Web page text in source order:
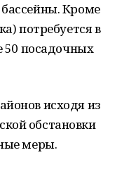
Кроме
потребуется в
50 посадочных
исходя из
обстановки
меры.